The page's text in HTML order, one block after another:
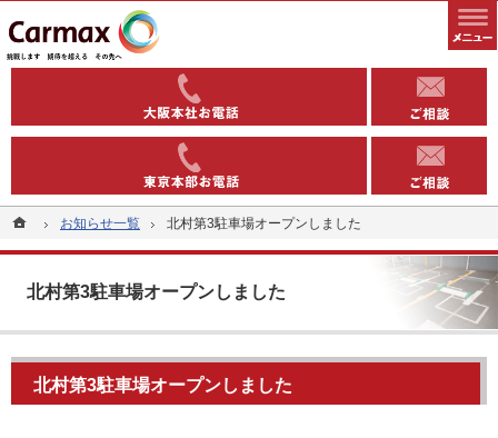
ホームお知らせ一覧 北村第3駐車場オープンしました
北村第3駐車場オープンしました
全国1000以上の実績有り。コインパーキングや駐車場への土地活用なら当社へ。
安定収益を得る土地活用方法（コインパーキング・駐車場）なら東洋カーマックス
北村第3駐車場オープンしました
06-6363-
03-5543-
ホームお知らせ一覧 北村第3駐車場オープンしました